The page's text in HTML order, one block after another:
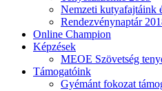
Nemzeti kutyafajtáink
Rendezvénynaptár
Online Champion
Képzések
MEOE Szövetség
Támogatóink
Gyémánt fokozat